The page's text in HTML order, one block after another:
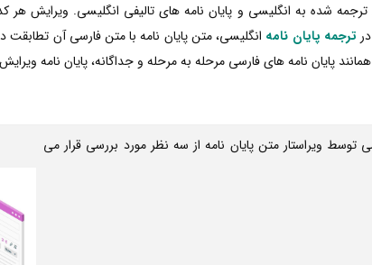
شده به انگلیسی و پایان نامه های تالیفی انگلیسی. ویرایش هر
ترجمه پایان نامه انگلیسی، متن پایان نامه با متن فارسی آن تطابقت
پایان نامه های فارسی مرحله به مرحله و جداگانه، پایان نامه
توسط ویراستار متن پایان نامه از سه نظر مورد بررسی قرار می